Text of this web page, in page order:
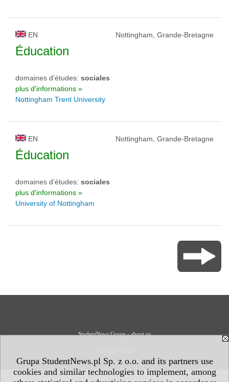
Grupa StudentNews.pl Sp. z o.o. and its partners use
cookies and similar technologies to implement, among
EN Nottingham, Grande-Bretagne
Éducation
domaines d'études: sociales
plus d'informations »
Nottingham Trent University
EN Nottingham, Grande-Bretagne
Éducation
domaines d'études: sociales
plus d'informations »
University of Nottingham
StudentNews Group - about us